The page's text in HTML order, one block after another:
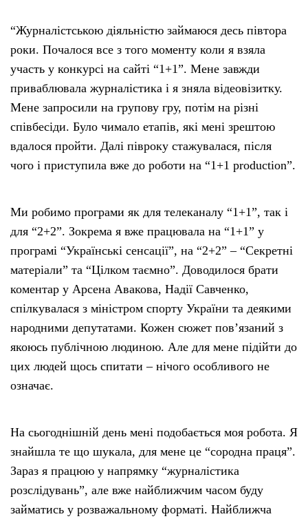
“Журналістською діяльністю займаюся десь півтора
роки. Почалося все з того моменту коли я взяла
участь у конкурсі на сайті “1+1”. Мене завжди
приваблювала журналістика і я зняла відеовізитку.
Мене запросили на групову гру, потім на різні
співбесіди. Було чимало етапів, які мені зрештою
вдалося пройти. Далі півроку стажувалася, після
чого і приступила вже до роботи на “1+1 production”.
Ми робимо програми як для телеканалу “1+1”, так і
для “2+2”. Зокрема я вже працювала на “1+1” у
програмі “Українські сенсації”, на “2+2” – “Секретні
матеріали” та “Цілком таємно”. Доводилося брати
коментар у Арсена Авакова, Надії Савченко,
спілкувалася з міністром спорту України та деякими
народними депутатами. Кожен сюжет пов’язаний з
якоюсь публічною людиною. Але для мене підійти до
цих людей щось спитати – нічого особливого не
означає.
На сьогоднішній день мені подобається моя робота. Я
знайшла те що шукала, для мене це “сородна праця”.
Зараз я працюю у напрямку “журналістика
розслідувань”, але вже найближчим часом буду
займатись у розважальному форматі. Найближча